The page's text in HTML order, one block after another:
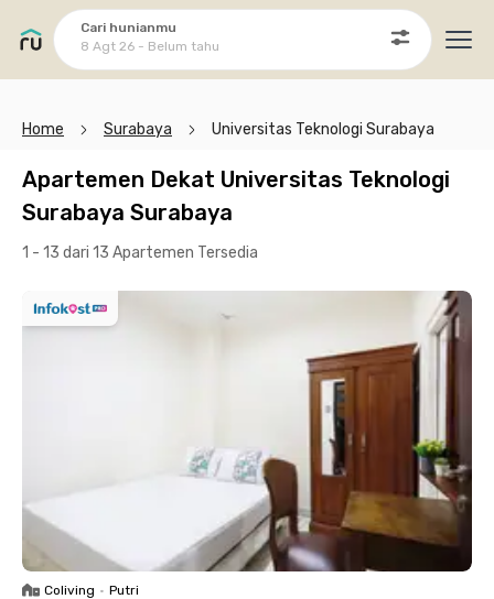
Cari hunianmu
8 Agt 26 - Belum tahu
Home Surabaya Universitas Teknologi Surabaya
Apartemen Dekat Universitas Teknologi
Surabaya Surabaya
1 - 13 dari 13 Apartemen Tersedia
Coliving • Putri